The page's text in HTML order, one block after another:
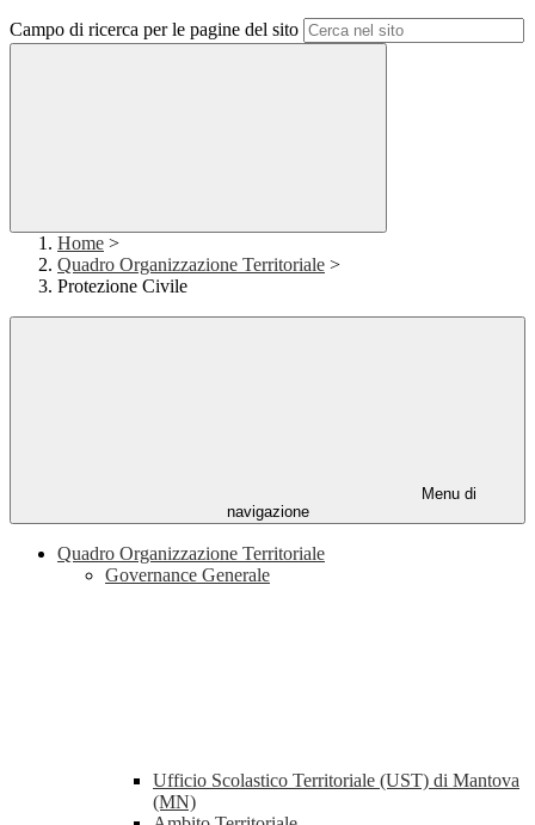
Campo di ricerca per le pagine del sito
Home >
Quadro Organizzazione Territoriale >
Protezione Civile
Menu di
navigazione
Quadro Organizzazione Territoriale
Governance Generale
Ufficio Scolastico Territoriale (UST) di Mantova
(MN)